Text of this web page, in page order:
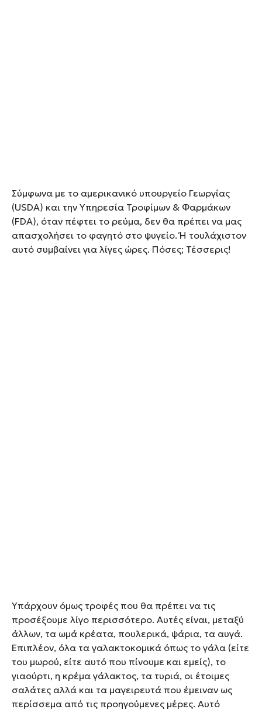
Σύμφωνα με το αμερικανικό υπουργείο Γεωργίας
(USDA) και την Υπηρεσία Τροφίμων & Φαρμάκων
(FDA), όταν πέφτει το ρεύμα, δεν θα πρέπει να μας
απασχολήσει το φαγητό στο ψυγείο. Ή τουλάχιστον
αυτό συμβαίνει για λίγες ώρες. Πόσες; Τέσσερις!
Υπάρχουν όμως τροφές που θα πρέπει να τις
προσέξουμε λίγο περισσότερο. Αυτές είναι, μεταξύ
άλλων, τα ωμά κρέατα, πουλερικά, ψάρια, τα αυγά.
Επιπλέον, όλα τα γαλακτοκομικά όπως το γάλα (είτε
του μωρού, είτε αυτό που πίνουμε και εμείς), το
γιαούρτι, η κρέμα γάλακτος, τα τυριά, οι έτοιμες
σαλάτες αλλά και τα μαγειρευτά που έμειναν ως
περίσσεμα από τις προηγούμενες μέρες. Αυτό